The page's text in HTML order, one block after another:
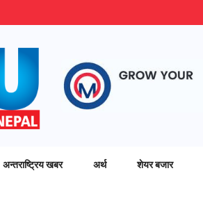
अन्तराष्ट्रिय खबर अर्थ शेयर बजार